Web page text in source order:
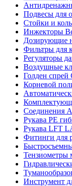
Подвесы для
Стойки и
Инжекторы
Дозирующие
Фильтры для
Регуляторы
Воздушные
Голден
Корневой
Соединения
Рукава PE
Рукава LFT
Фитинги для
Тензиометры
Инструмент